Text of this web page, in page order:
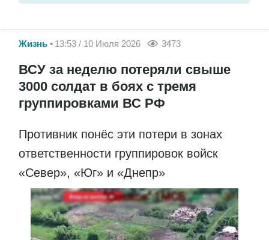
Жизнь 13:53 / 10 Июля 2026 3473
ВСУ за неделю потеряли свыше
3000 солдат в боях с тремя
группировками ВС РФ
Противник понёс эти потери в зонах
ответственности группировок войск
«Север», «Юг» и «Днепр»